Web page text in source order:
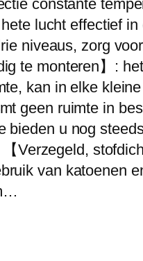
constante
lucht effectief
niveaus, zorg
te monteren】:
kan in elke
geen ruimte in
bieden u nog
Verzegeld,
van katoenen